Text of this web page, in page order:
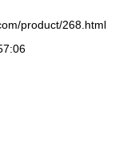
product/268.html